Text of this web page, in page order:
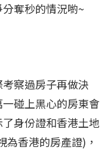
奪秒的情況喲~
察過房子再做決
碰上黑心的房東會
身份證和香港土地
香港的房產證)，